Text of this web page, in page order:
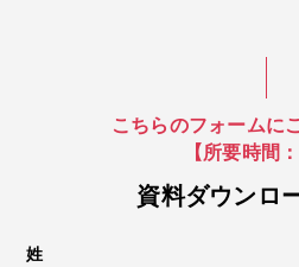
こちらのフォームに
【所要時間：
資料ダウンロ
姓